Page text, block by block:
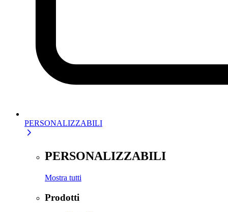
PERSONALIZZABILI
PERSONALIZZABILI
Mostra tutti
Prodotti